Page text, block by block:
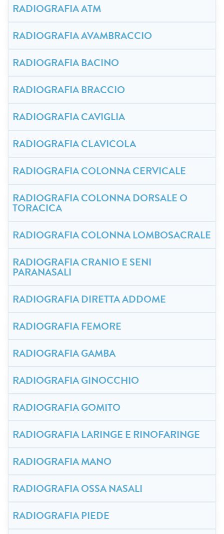
RADIOGRAFIA ATM
RADIOGRAFIA AVAMBRACCIO
RADIOGRAFIA BACINO
RADIOGRAFIA BRACCIO
RADIOGRAFIA CAVIGLIA
RADIOGRAFIA CLAVICOLA
RADIOGRAFIA COLONNA CERVICALE
RADIOGRAFIA COLONNA DORSALE O
TORACICA
RADIOGRAFIA COLONNA LOMBOSACRALE
RADIOGRAFIA CRANIO E SENI
PARANASALI
RADIOGRAFIA DIRETTA ADDOME
RADIOGRAFIA FEMORE
RADIOGRAFIA GAMBA
RADIOGRAFIA GINOCCHIO
RADIOGRAFIA GOMITO
RADIOGRAFIA LARINGE E RINOFARINGE
RADIOGRAFIA MANO
RADIOGRAFIA OSSA NASALI
RADIOGRAFIA PIEDE